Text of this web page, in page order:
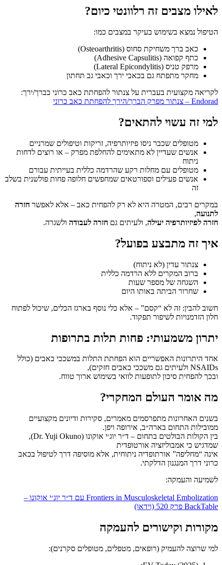
לאילו מצבים זה רלוונטי כיום?
הטיפול נמצא בשימוש בעיקר במצבים כמו:
כאב ברך משחיקת סחוס (Osteoarthritis)
כתף קפואה (Adhesive Capsulitis)
מרפק טניס (Lateral Epicondylitis)
מחקר מתפתח גם בכאבי ירך וכאבי גב תחתון
לקריאה מקצועית בעברית על צנתור להפחתת כאב כרוני בברך/ירך:
Endorad – צנתור מפרק הברך/הירך להפחתת כאב כרוני
למי זה עשוי להתאים?
מטופלים שכבר ניסו פיזיותרפיה, זריקות וטיפולים שמרניים
אנשים שעדיין לא מתאימים להחלפת מפרק – או רוצים לדחות
ניתוח
מטופלים עם מחלות רקע שהרדמה כללית בעייתית עבורם
אנשים פעילים וספורטאים שמחפשים חלופה פחות פולשנית בשלב
זה
במקרים רבים, המטרה היא לא רק להפחית כאב – אלא לאפשר חזרה
לתנועה,
חזרה לפיזיותרפיה יעילה, ולעיתים גם חזרה לעבודה ולשגרה.
איך זה מתבצע בפועל?
צנתור עדין (לא ניתוח)
ברוב המקרים ללא הרדמה כללית
השגחה של מספר שעות
שחרור הביתה באותו היום
חשוב להבין: זה לא “קסם” – אלא כלי נוסף בארגז הכלים, שיכול לפתוח
חלון הזדמנויות לשיפור תפקוד.
יתרון משמעותי: פחות תלות בתרופות
אחד היתרונות האפשריים הוא הפחתת התלות במשככי כאבים (כולל
NSAIDs ולעיתים גם משככי כאבים חזקים),
ובכך להפחית סיכון לתופעות לוואי בשימוש ארוך טווח.
מה אומר העולם המחקרי?
בשנים האחרונות מתפרסמים מאמרים, סקירות ודיונים מקצועיים
ממובילות התחום בארה״ב, אירופה ויפן.
בין הקולות הבולטים בתחום – ד״ר יוג׳י אוקונו (Dr. Yuji Okuno),
שמדגיש כי אמבוליזציה אורטופדית
אינה “מחליפה” אורתופדיה ניתוחית, אלא מוסיפה דרך לטיפול בכאב
כרוני דרך המנגנון הדלקתי.
לשמיעה והעמקה:
Frontiers in Musculoskeletal Embolization עם ד״ר יוג׳י אוקונו –
BackTable פרק 520 (וידאו)
מקורות וקישורים להעמקה
למי שרוצה להעמיק (רופאים, מטפלים, מטופלים סקרנים):